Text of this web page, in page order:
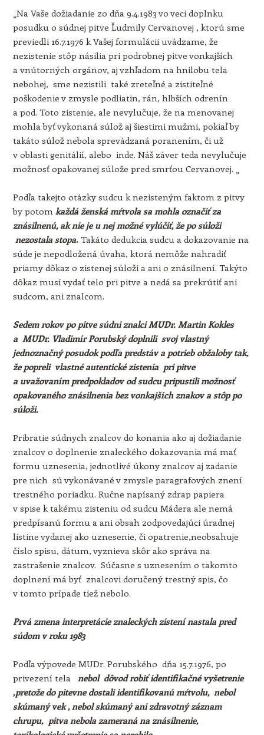
„Na Vaše dožiadanie zo dňa 9.4.1983 vo veci doplnku
posudku o súdnej pitve Ľudmily Cervanovej , ktorú sme
previedli 16.7.1976 k Vašej formulácii uvádzame, že
nezistenie stôp násilia pri podrobnej pitve vonkajších
a vnútorných orgánov, aj vzhľadom na hnilobu tela
nebohej, sme nezistili také zreteľné a zistiteľné
poškodenie v zmysle podliatin, rán, hlbších odrenín
a pod. Toto zistenie, ale nevylučuje, že na menovanej
mohla byť vykonaná súlož aj šiestimi mužmi, pokiaľ by
takáto súlož nebola sprevádzaná poranením, či už
v oblasti genitálií, alebo inde. Náš záver teda nevylučuje
možnosť opakovanej súlože pred smrťou Cervanovej. „
Podľa takejto otázky sudcu k nezisteným faktom z pitvy
by potom každá ženská mŕtvola sa mohla označiť za
znásilnenú, ak nie je u nej možné vylúčiť, že po súloži
nezostala stopa. Takáto dedukcia sudcu a dokazovanie na
súde je nepodložená úvaha, ktorá nemôže nahradiť
priamy dôkaz o zistenej súloži a ani o znásilnení. Takýto
dôkaz musí vydať telo pri pitve a nedá sa prekrútiť ani
sudcom, ani znalcom.
Sedem rokov po pitve súdni znalci MUDr. Martin Kokles
a MUDr. Vladimír Porubský doplnili svoj vlastný
jednoznačný posudok podľa predstáv a potrieb obžaloby tak,
že popreli vlastné autentické zistenia pri pitve
a uvažovaním predpokladov od sudcu pripustili možnosť
opakovaného znásilnenia bez vonkajších znakov a stôp po
súloži.
Pribratie súdnych znalcov do konania ako aj dožiadanie
znalcov o doplnenie znaleckého dokazovania má mať
formu uznesenia, jednotlivé úkony znalcov aj zadanie
pre nich sú vykonávané v zmysle paragrafových znení
trestného poriadku. Ručne napísaný zdrap papiera
v spise k takému zisteniu od sudcu Mádera ale nemá
predpísanú formu a ani obsah zodpovedajúci úradnej
listine vydanej ako uznesenie, či opatrenie,neobsahuje
číslo spisu, dátum, vyznieva skôr ako správa na
zastrašenie znalcov. Súčasne s uznesením o takomto
doplnení má byť znalcovi doručený trestný spis, čo
v tomto prípade tiež nebolo.
Prvá zmena interpretácie znaleckých zistení nastala pred
súdom v roku 1983
Podľa výpovede MUDr. Porubského dňa 15.7.1976, po
privezení tela nebol dôvod robiť identifikačné vyšetrenie
,pretože do pitevne dostali identifikovanú mŕtvolu, nebol
skúmaný vek , nebol skúmaný ani zdravotný záznam
chrupu, pitva nebola zameraná na znásilnenie,